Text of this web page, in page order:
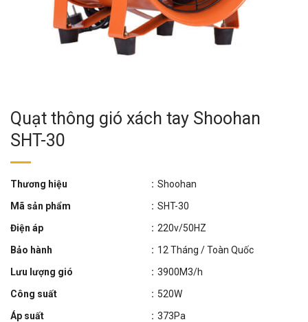
Quạt thông gió xách tay Shoohan
SHT-30
Thương hiệu : Shoohan
Mã sản phẩm
: SHT-30
Điện áp
: 220v/50HZ
Bảo hành
: 12 Tháng / Toàn Quốc
Lưu lượng gió
: 3900M3/h
Công suất
: 520W
Áp suất
: 373Pa